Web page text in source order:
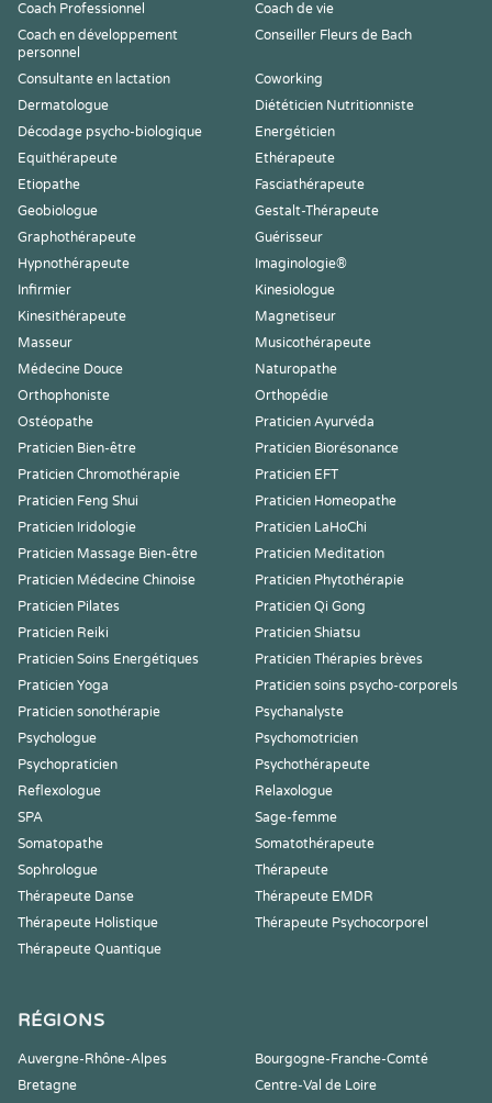
Coach Professionnel
Coach de vie
Coach en développement
personnel
Conseiller Fleurs de Bach
Consultante en lactation
Coworking
Dermatologue
Diététicien Nutritionniste
Décodage psycho-biologique
Energéticien
Equithérapeute
Ethérapeute
Etiopathe
Fasciathérapeute
Geobiologue
Gestalt-Thérapeute
Graphothérapeute
Guérisseur
Hypnothérapeute
Imaginologie®
Infirmier
Kinesiologue
Kinesithérapeute
Magnetiseur
Masseur
Musicothérapeute
Médecine Douce
Naturopathe
Orthophoniste
Orthopédie
Ostéopathe
Praticien Ayurvéda
Praticien Bien-être
Praticien Biorésonance
Praticien Chromothérapie
Praticien EFT
Praticien Feng Shui
Praticien Homeopathe
Praticien Iridologie
Praticien LaHoChi
Praticien Massage Bien-être
Praticien Meditation
Praticien Médecine Chinoise
Praticien Phytothérapie
Praticien Pilates
Praticien Qi Gong
Praticien Reiki
Praticien Shiatsu
Praticien Soins Energétiques
Praticien Thérapies brèves
Praticien Yoga
Praticien soins psycho-corporels
Praticien sonothérapie
Psychanalyste
Psychologue
Psychomotricien
Psychopraticien
Psychothérapeute
Reflexologue
Relaxologue
SPA
Sage-femme
Somatopathe
Somatothérapeute
Sophrologue
Thérapeute
Thérapeute Danse
Thérapeute EMDR
Thérapeute Holistique
Thérapeute Psychocorporel
Thérapeute Quantique
RÉGIONS
Auvergne-Rhône-Alpes
Bourgogne-Franche-Comté
Bretagne
Centre-Val de Loire